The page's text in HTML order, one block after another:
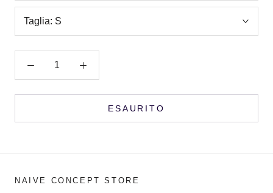
Taglia: S
ESAURITO
NAIVE CONCEPT STORE